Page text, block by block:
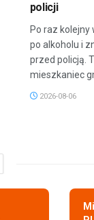
policji
Po raz kolejny
po alkoholu i
przed policją.
mieszkaniec
2026-08-06